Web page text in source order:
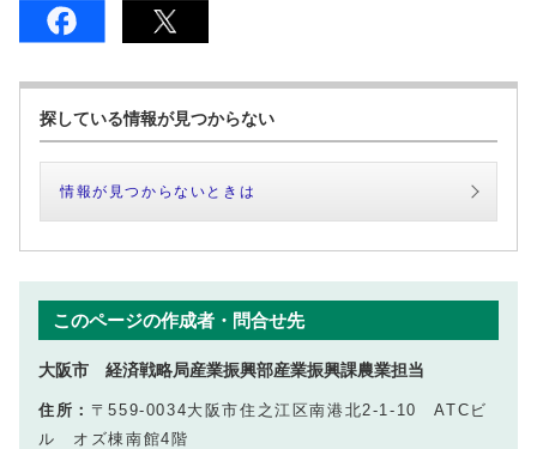
探している情報が見つからない
情報が見つからないときは
このページの作成者・問合せ先
大阪市 経済戦略局産業振興部産業振興課農業担当
住所： 〒559-0034大阪市住之江区南港北2‐1‐10 ATCビ
ル オズ棟南館4階